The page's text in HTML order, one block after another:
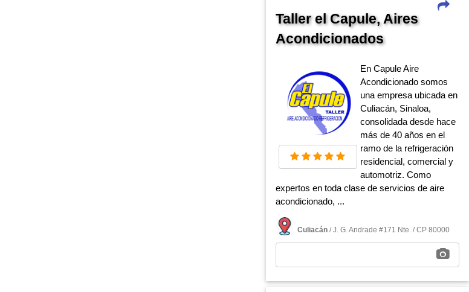
Taller el Capule, Aires
Acondicionados
En Capule Aire
Acondicionado somos
una empresa ubicada en
Culiacán, Sinaloa,
consolidada desde hace
más de 40 años en el
ramo de la refrigeración
residencial, comercial y
automotriz. Como
expertos en toda clase de servicios de aire
acondicionado, ...
Culiacán/ J. G. Andrade #171 Nte. / CP 80000